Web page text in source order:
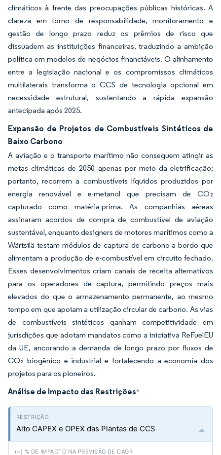
climáticos à frente das preocupações públicas históricas. A
clareza em torno de responsabilidade, monitoramento e
gestão de longo prazo reduz os prêmios de risco que
dissuadem as instituições financeiras, traduzindo a ambição
política em modelos de negócios financiáveis. O alinhamento
entre a legislação nacional e os compromissos climáticos
multilaterais transforma o CCS de tecnologia opcional em
necessidade estrutural, sustentando a rápida expansão
antecipada após 2025.
Expansão de Projetos de Combustíveis Sintéticos de
Baixo Carbono
A aviação e o transporte marítimo não conseguem atingir as
metas climáticas de 2050 apenas por meio da eletrificação;
portanto, recorrem a combustíveis líquidos produzidos por
energia renovável e e-metanol que precisam de CO₂
capturado como matéria-prima. As companhias aéreas
assinaram acordos de compra de combustível de aviação
sustentável, enquanto designers de motores marítimos como a
Wärtsilä testam módulos de captura de carbono a bordo que
alimentam a produção de e-combustível em circuito fechado.
Esses desenvolvimentos criam canais de receita alternativos
para os operadores de captura, permitindo preços mais
elevados do que o armazenamento permanente, ao mesmo
tempo em que apoiam a utilização circular de carbono. As vias
de combustíveis sintéticos ganham competitividade em
jurisdições que adotam mandatos como a iniciativa ReFuelEU
da UE, ancorando a demanda de longo prazo por fluxos de
CO₂ biogênico e industrial e fortalecendo a economia dos
projetos para os pioneiros.
Análise de Impacto das Restrições*
Alto CAPEX e OPEX das Plantas de CCS